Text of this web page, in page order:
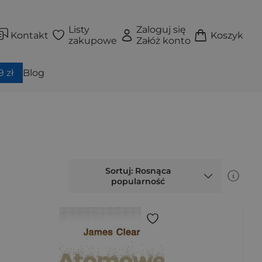
Kontakt
Listy
zakupowe
Zaloguj się
Załóż konto
Koszyk
zł Blog
Sortuj: Rosnąca
popularność